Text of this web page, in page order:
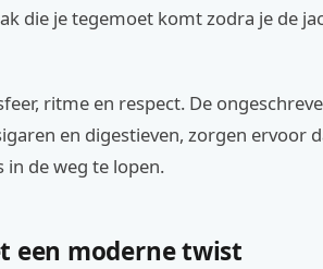
die je tegemoet komt zodra je de
ritme en respect. De
en digestieven, zorgen ervoor
in de weg te lopen.
een moderne twist